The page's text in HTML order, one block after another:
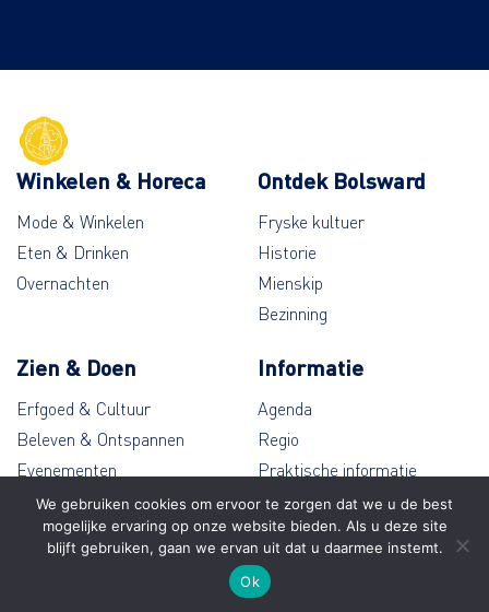
Winkelen & Horeca
Mode & Winkelen
Eten & Drinken
Overnachten
Ontdek Bolsward
Fryske kultuer
Historie
Mienskip
Bezinning
Zien & Doen
Erfgoed & Cultuur
Beleven & Ontspannen
Evenementen
Wandelen & Fietsen
Informatie
Agenda
Regio
Praktische informatie
Contact
We gebruiken cookies om ervoor te zorgen dat we u de best
mogelijke ervaring op onze website bieden. Als u deze site
blijft gebruiken, gaan we ervan uit dat u daarmee instemt.
Ok